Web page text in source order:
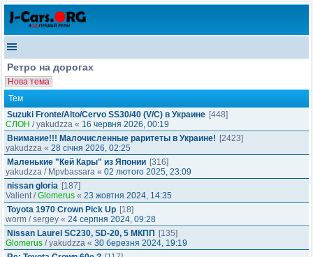
Ретро на дорогах
Нова тема
Тем
Suzuki Fronte/Alto/Cervo SS30/40 (V/C) в Украине [448]
СЛОН /yakudzza « 16 червня 2026, 00:19
Внимание!!! Малочисленные раритеты в Украине! [2423]
yakudzza « 28 січня 2026, 02:25
Маленькие "Кей Кары" из Японии [316]
yakudzza / Mpvbassara « 02 лютого 2025, 23:09
nissan gloria [187]
Valient/Glomerus « 23 жовтня 2024, 14:35
Toyota 1970 Crown Pick Up [18]
worm /sergey « 24 серпня 2024, 09:28
Nissan Laurel SC230, SD-20, 5 МКПП
[135]
Glomerus /yakudzza « 30 березня 2024, 19:19